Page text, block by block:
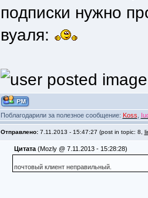
подписки нужно
вуаля:
Поблагодарили за полезное сообщение: Koss
Отправлено: 7.11.2013 - 15:47:27 (post in topic: 8,
Цитата(Mozly @ 7.11.2013 - 15:28:28)
почтовый клиент неправильный.